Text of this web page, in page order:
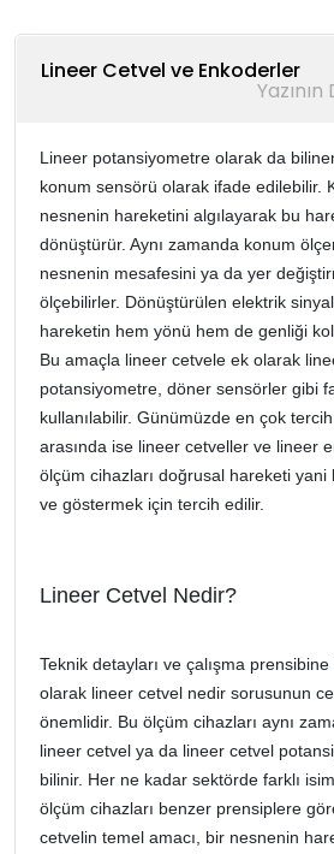
Lineer Cetvel ve Enkoderler
Lineer potansiyometre olarak da
konum sensörü olarak ifade edilebilir.
nesnenin hareketini algılayarak bu
dönüştürür. Aynı zamanda konum
nesnenin mesafesini ya da yer
ölçebilirler. Dönüştürülen elektrik
hareketin hem yönü hem de genliği
Bu amaçla lineer cetvele ek olarak
potansiyometre, döner sensörler gibi
kullanılabilir. Günümüzde en çok
arasında ise lineer cetveller ve lineer
ölçüm cihazları doğrusal hareketi
ve göstermek için tercih edilir.
Lineer Cetvel Nedir?
Teknik detayları ve çalışma
olarak lineer cetvel nedir sorusunun
önemlidir. Bu ölçüm cihazları aynı
lineer cetvel ya da lineer cetvel
bilinir. Her ne kadar sektörde farklı
ölçüm cihazları benzer prensiplere
cetvelin temel amacı, bir nesnenin